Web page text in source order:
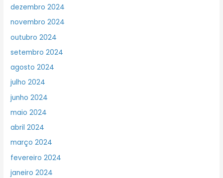
dezembro 2024
novembro 2024
outubro 2024
setembro 2024
agosto 2024
julho 2024
junho 2024
maio 2024
abril 2024
março 2024
fevereiro 2024
janeiro 2024